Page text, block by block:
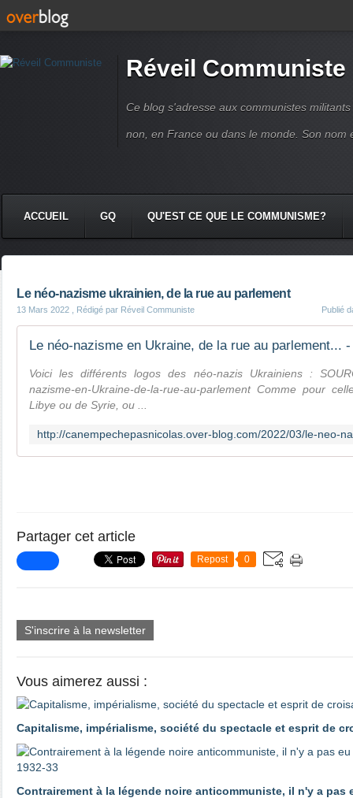
Réveil Communiste
Ce blog s'adresse aux communistes
non, en France ou dans le monde. Son nom
ACCUEIL GQ QU'EST CE QUE LE COMMUNISME?
Le néo-nazisme ukrainien, de la rue au parlement
13 Mars 2022 , Rédigé par Réveil Communiste Publié
Voici les différents logos des néo-nazis Ukrainiens :
nazisme-en-Ukraine-de-la-rue-au-parlement Comme pour
Libye ou de Syrie, ou ...
Partager cet article
Repost 0
S'inscrire à la newsletter
Vous aimerez aussi :
Capitalisme, impérialisme, société du spectacle et esprit de
Contrairement à la légende noire anticommuniste, il n'y a pas